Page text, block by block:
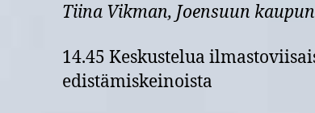
Tiina Vikman, Joensuun
14.45 Keskustelua
edistämiskeinoista